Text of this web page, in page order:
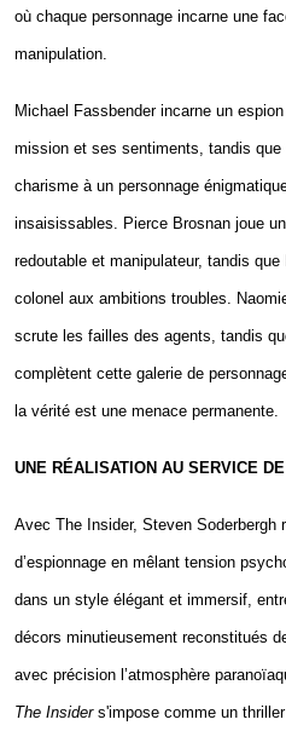
où chaque personnage incarne une
manipulation.
Michael Fassbender incarne un
mission et ses sentiments, tandis
charisme à un personnage
insaisissables. Pierce Brosnan joue
redoutable et manipulateur, tandis
colonel aux ambitions troubles.
scrute les failles des agents, tandis
complètent cette galerie de
la vérité est une menace permanente.
UNE RÉALISATION AU SERVICE
Avec The Insider, Steven Soderbergh
d’espionnage en mêlant tension
dans un style élégant et immersif,
décors minutieusement reconstitués
avec précision l’atmosphère
The Insiders'impose comme un